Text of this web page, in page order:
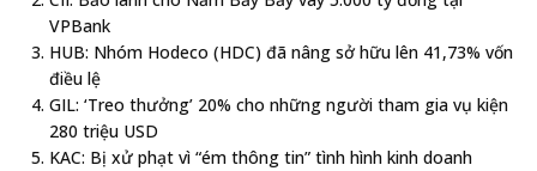
VPBank
HUB: Nhóm Hodeco (HDC) đã nâng sở hữu lên 41,73% vốn
điều lệ
GIL: ‘Treo thưởng’ 20% cho những người tham gia vụ kiện
280 triệu USD
KAC: Bị xử phạt vì “ém thông tin” tình hình kinh doanh